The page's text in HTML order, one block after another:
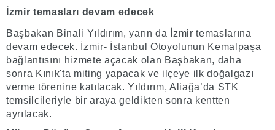
İzmir temasları devam edecek
Başbakan Binali Yıldırım, yarın da İzmir temaslarına
devam edecek. İzmir- İstanbul Otoyolunun Kemalpaşa
bağlantısını hizmete açacak olan Başbakan, daha
sonra Kınık'ta miting yapacak ve ilçeye ilk doğalgazı
verme törenine katılacak. Yıldırım, Aliağa’da STK
temsilcileriyle bir araya geldikten sonra kentten
ayrılacak.